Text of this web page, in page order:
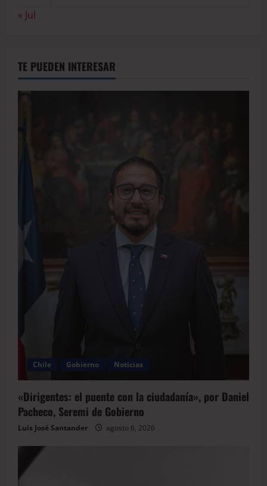
« Jul
TE PUEDEN INTERESAR
Chile Gobierno Noticias
«Dirigentes: el puente con la ciudadanía», por Daniel
Pacheco, Seremi de Gobierno
Luis José Santander agosto 6, 2026